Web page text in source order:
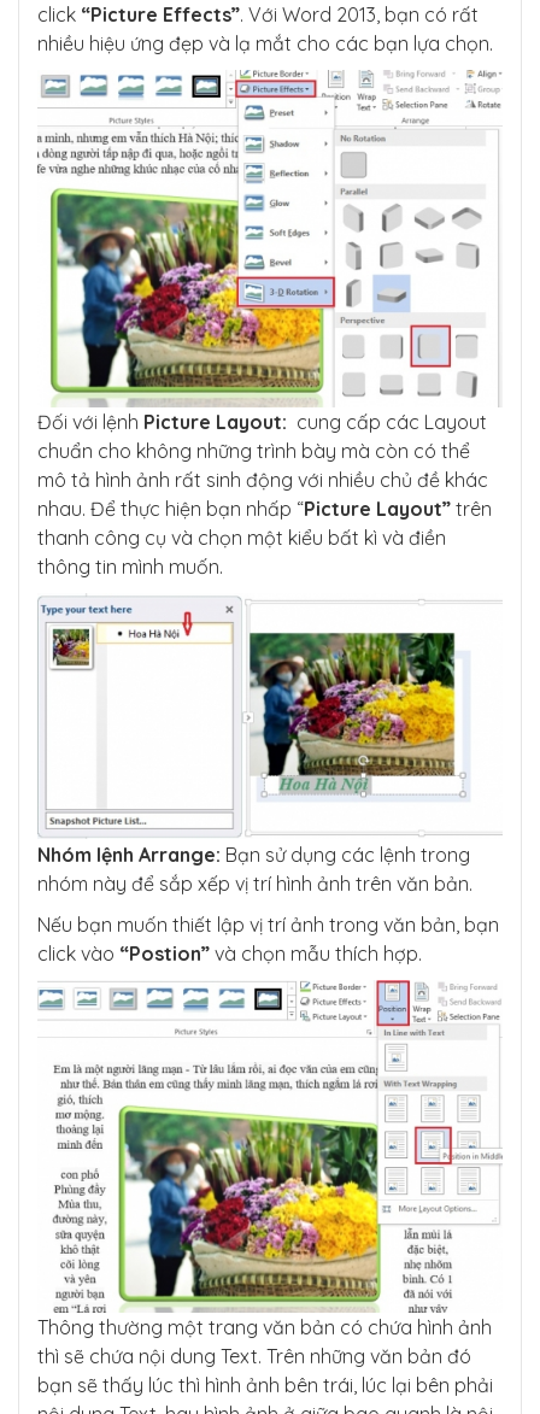
click “Picture Effects”. Với Word 2013, bạn có rất
nhiều hiệu ứng đẹp và lạ mắt cho các bạn lựa chọn.
Đối với lệnh Picture Layout: cung cấp các Layout
chuẩn cho không những trình bày mà còn có thể
mô tả hình ảnh rất sinh động với nhiều chủ đề khác
nhau. Để thực hiện bạn nhấp “Picture Layout” trên
thanh công cụ và chọn một kiểu bất kì và điền
thông tin mình muốn.
Nhóm lệnh Arrange: Bạn sử dụng các lệnh trong
nhóm này để sắp xếp vị trí hình ảnh trên văn bản.
Nếu bạn muốn thiết lập vị trí ảnh trong văn bản, bạn
click vào “Postion” và chọn mẫu thích hợp.
Thông thường một trang văn bản có chứa hình ảnh
thì sẽ chứa nội dung Text. Trên những văn bản đó
bạn sẽ thấy lúc thì hình ảnh bên trái, lúc lại bên phải